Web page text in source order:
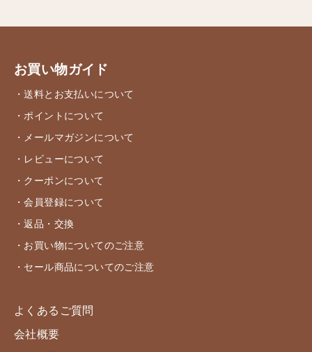
お買い物ガイド
・送料とお支払いについて
・ポイントについて
・メールマガジンについて
・レビューについて
・クーポンについて
・会員登録について
・返品・交換
・お買い物についてのご注意
・セール商品についてのご注意
よくあるご質問
会社概要